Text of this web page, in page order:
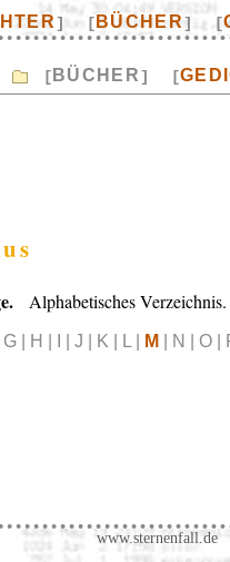
] [ BÜCHER] [
[ BÜCHER] [
Alphabetisches Verzeichnis.
G | H | I | J | K | L | M | N | O
www.sternenfall.de